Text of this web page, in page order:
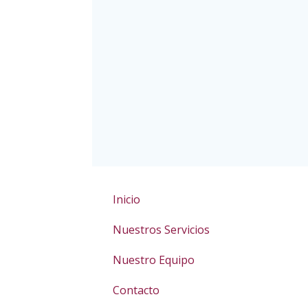
Inicio
Nuestros Servicios
Nuestro Equipo
Contacto